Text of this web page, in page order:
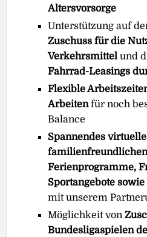
Altersvorsorge
Unterstützung auf
Zuschuss für die
Verkehrsmittelund
Fahrrad-Leasings
Flexible
Arbeitenfür noch
Balance
Spannendes
Ferienprogramme,
Sportangebote
mit unserem
Möglichkeit von
Bundesligaspielen